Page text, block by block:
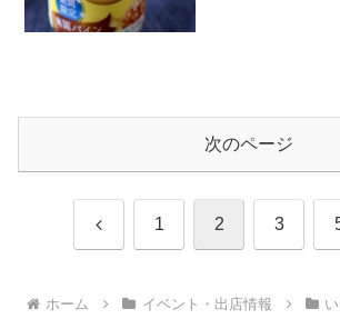
次のページ
前 1 2 3
ホーム イベント・出店情報